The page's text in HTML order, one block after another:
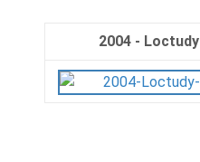
2004 - Loctudy